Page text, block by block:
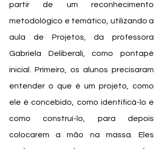
partir de um reconhecimento
metodológico e temático, utilizando a
aula de Projetos, da professora
Gabriela Deliberali, como pontapé
inicial. Primeiro, os alunos precisaram
entender o que é um projeto, como
ele é concebido, como identificá-lo e
como construí-lo, para depois
colocarem a mão na massa. Eles